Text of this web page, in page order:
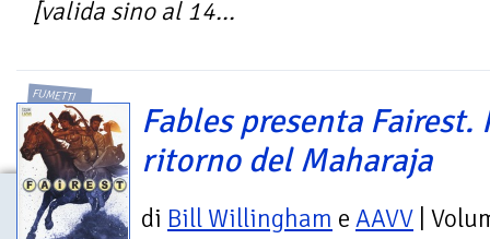
[valida sino al 14...
FUMETTI
Fables presenta Fairest.
ritorno del Maharaja
di Bill Willingham e AAVV |